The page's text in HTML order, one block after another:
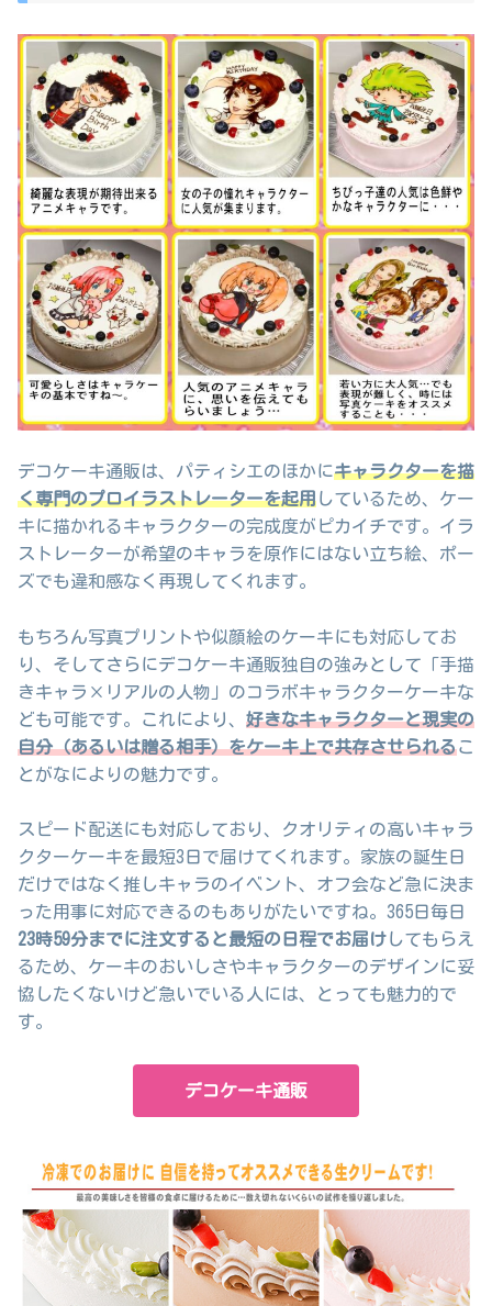
デコケーキ通販は、パティシエのほかにキャラクターを描
く専門のプロイラストレーターを起用しているため、ケー
キに描かれるキャラクターの完成度がピカイチです。イラ
ストレーターが希望のキャラを原作にはない立ち絵、ポー
ズでも違和感なく再現してくれます。
もちろん写真プリントや似顔絵のケーキにも対応してお
り、そしてさらにデコケーキ通販独自の強みとして「手描
きキャラ×リアルの人物」のコラボキャラクターケーキな
ども可能です。これにより、 好きなキャラクターと現実の
自分（あるいは贈る相手）をケーキ上で共存させられるこ
とがなによりの魅力です。
スピード配送にも対応しており、クオリティの高いキャラ
クターケーキを最短3日で届けてくれます。家族の誕生日
だけではなく推しキャラのイベント、オフ会など急に決ま
った用事に対応できるのもありがたいですね。365日毎日
23時59分までに注文すると最短の日程でお届けしてもらえ
るため、ケーキのおいしさやキャラクターのデザインに妥
協したくないけど急いでいる人には、とっても魅力的で
す。
デコケーキ通販